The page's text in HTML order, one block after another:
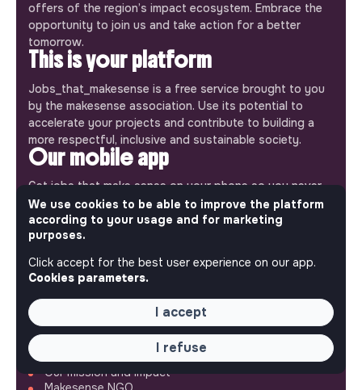
offers of the region’s impact ecosystem. Embrace the
opportunity to join us and take action for a better
tomorrow.
This is your platform
Jobs_that_makesense is a free service brought to you
by the makesense association. Use its potential to
accelerate your projects and contribute to building a
more respectful, inclusive and sustainable society.
Our mobile app
Get jobs that make sense on your phone so you never
miss an opportunity.
iPhone
ABOUT
Our mission and impact
We use cookies to be able to improve the platform
according to your usage and for marketing
purposes.
Click accept for the best user experience on our app.
Cookies parameters.
I accept
I refuse